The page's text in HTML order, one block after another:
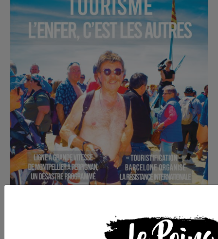
Commander le dernier numéro papier du